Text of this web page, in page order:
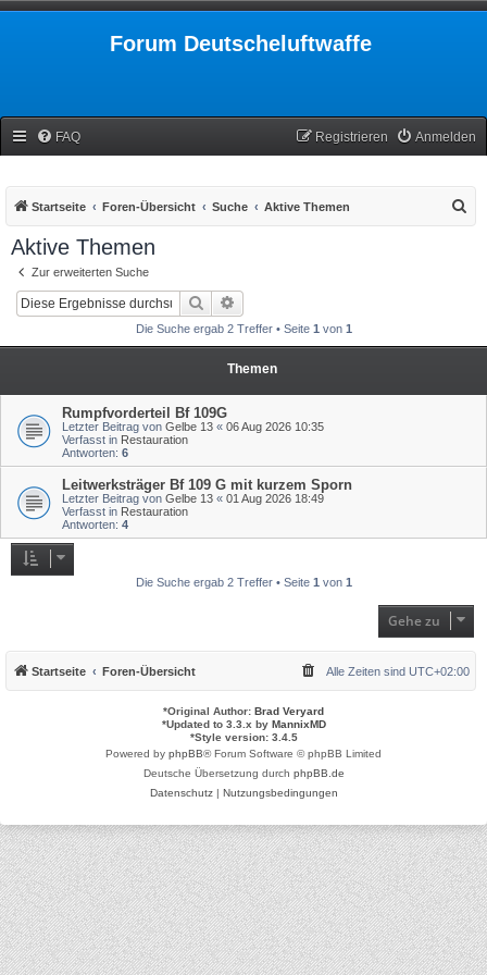
Forum Deutscheluftwaffe
FAQ Anmelden
Registrieren
Startseite Foren-Übersicht Suche Aktive Themen
Aktive Themen
Zur erweiterten Suche
Suche
Die Suche ergab 2 Treffer • Seite 1 von 1
Themen
Rumpfvorderteil Bf 109G
Letzter Beitrag von Gelbe 13 « 06 Aug 2026 10:35
Verfasst in Restauration
Antworten: 6
Leitwerksträger Bf 109 G mit kurzem Sporn
Letzter Beitrag von Gelbe 13 « 01 Aug 2026 18:49
Verfasst in Restauration
Antworten: 4
Die Suche ergab 2 Treffer • Seite 1 von 1
Gehe zu
Startseite Foren-Übersicht Alle Zeiten sind UTC+02:00
*Original Author: Brad Veryard
*Updated to 3.3.x by MannixMD
*Style version: 3.4.5
Powered by phpBB® Forum Software © phpBB Limited
Deutsche Übersetzung durch phpBB.de
Datenschutz| Nutzungsbedingungen